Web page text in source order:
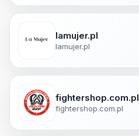
lamujer.pl
lamujer.pl
fightershop.com.pl
fightershop.com.pl